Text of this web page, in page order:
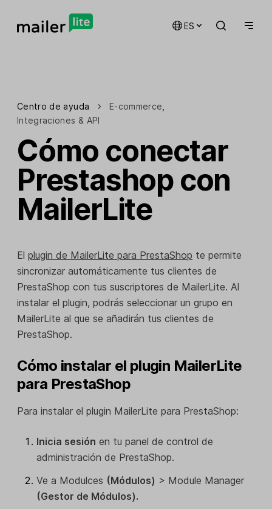
ES
Centro de ayuda E-commerce
Integraciones & API
Cómo conectar
Prestashop con
MailerLite
El plugin de MailerLite para PrestaShop te permite
sincronizar automáticamente tus clientes de
PrestaShop con tus suscriptores de MailerLite. Al
instalar el plugin, podrás seleccionar un grupo en
MailerLite al que se añadirán tus clientes de
PrestaShop.
Cómo instalar el plugin MailerLite
para PrestaShop
Para instalar el plugin MailerLite para PrestaShop:
Inicia sesión en tu panel de control de
administración de PrestaShop.
Ve a Modulces (Módulos) > Module Manager
(Gestor de Módulos).